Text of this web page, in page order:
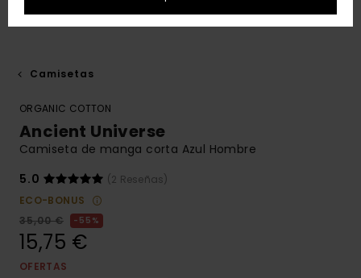
Camisetas
ORGANIC COTTON
Ancient Universe
Camiseta de manga corta Azul Hombre
5.0
(2 Reseñas)
ECO-BONUS
35,00 €
55%
15,75 €
OFERTAS